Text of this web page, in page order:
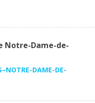
Notre-Dame-de-
DAME-DE-